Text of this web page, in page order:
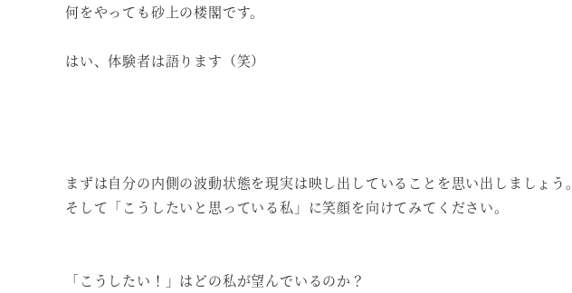
何をやっても砂上の楼閣です。
はい、体験者は語ります（笑）
まずは自分の内側の波動状態を現実は映し出していることを思い出しましょう。
そして「こうしたいと思っている私」に笑顔を向けてみてください。
「こうしたい！」はどの私が望んでいるのか？